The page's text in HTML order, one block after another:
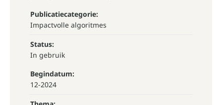
Publicatiecategorie:
Impactvolle algoritmes
Status:
In gebruik
Begindatum:
12-2024